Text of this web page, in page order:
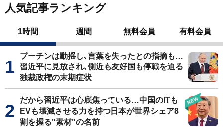
人気記事ランキング
1時間 週間 無料会員 有料会員
プーチンは動揺し､言葉を失ったとの指摘も…
習近平に見放され､側近も友好国も停戦を迫る
独裁政権の末期症状
だから習近平は心底焦っている…中国のITも
EVも壊滅させる力を持つ日本が世界シェア8
割を握る"素材"の名前